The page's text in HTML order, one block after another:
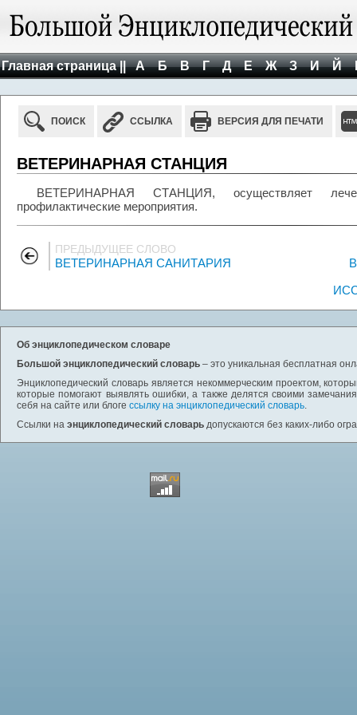
Главная страница || А Б В Г Д Е Ж З И Й
ПОИСК ССЫЛКА ВЕРСИЯ ДЛЯ ПЕЧАТИ
ВЕТЕРИНАРНАЯ СТАНЦИЯ
ВЕТЕРИНАРНАЯ СТАНЦИЯ, осуществляет
профилактические мероприятия.
ПРЕДЫДУЩЕЕ СЛОВО
ВЕТЕРИНАРНАЯ САНИТАРИЯ
Об энциклопедическом словаре
Большой энциклопедический словарь – это уникальная бесплатная
Энциклопедический словарь является некоммерческим проектом,
которые помогают выявлять ошибки, а также делятся своими
себя на сайте или блоге ссылку на энциклопедический словарь.
Ссылки на энциклопедический словарь допускаются без каких-либо